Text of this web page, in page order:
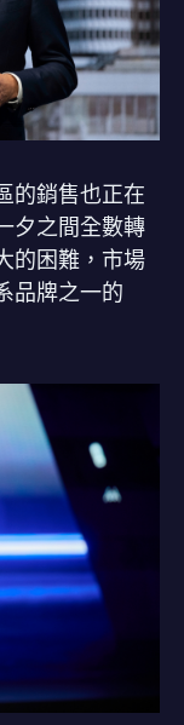
的銷售也正在
夕之間全數轉
的困難，市場
品牌之一的